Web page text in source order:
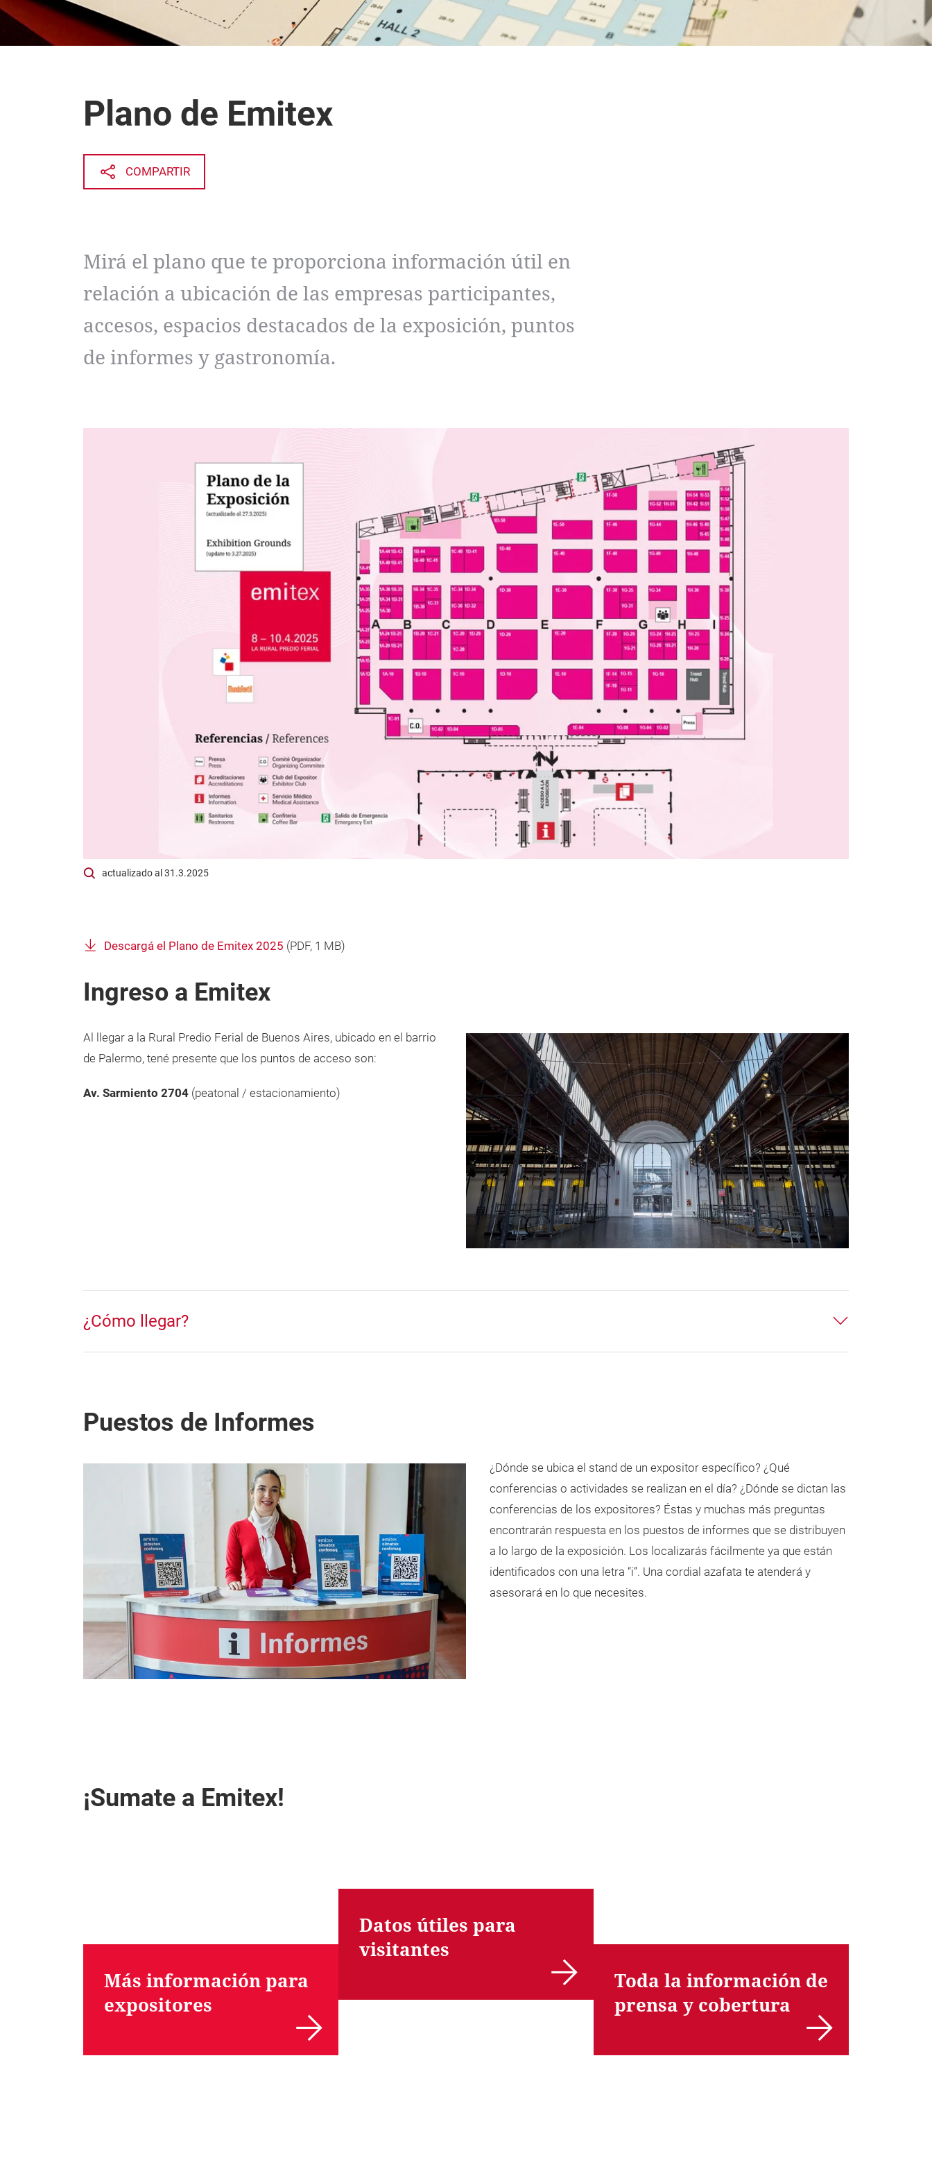
Plano de Emitex
COMPARTIR
Mirá el plano que te proporciona información útil en
relación a ubicación de las empresas participantes,
accesos, espacios destacados de la exposición, puntos
de informes y gastronomía.
actualizado al 31.3.2025
Descargá el Plano de Emitex 2025 (PDF, 1 MB)
Ingreso a Emitex
Al llegar a la Rural Predio Ferial de Buenos Aires, ubicado en el barrio
de Palermo, tené presente que los puntos de acceso son:
Av. Sarmiento 2704 (peatonal / estacionamiento)
¿Cómo llegar?
Puestos de Informes
¿Dónde se ubica el stand de un expositor específico? ¿Qué
conferencias o actividades se realizan en el día? ¿Dónde se dictan las
conferencias de los expositores? Éstas y muchas más preguntas
encontrarán respuesta en los puestos de informes que se distribuyen
a lo largo de la exposición. Los localizarás fácilmente ya que están
identificados con una letra “i”. Una cordial azafata te atenderá y
asesorará en lo que necesites.
¡Sumate a Emitex!
Más información para
expositores
Datos útiles para
visitantes
Toda la información de
prensa y cobertura